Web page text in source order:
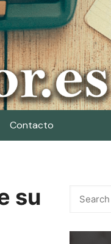
Contacto
su